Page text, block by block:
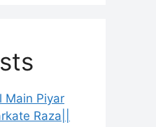
Main Piyar
Raza||